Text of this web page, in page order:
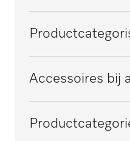
voor laboratoria
Grote reinigings- en
Accessoires bij